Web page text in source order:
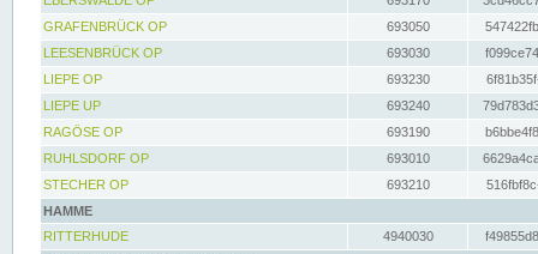
GRAFENBRÜCK OP
693050
LEESENBRÜCK OP
693030
LIEPE OP
693230
LIEPE UP
693240
RAGÖSE OP
693190
RUHLSDORF OP
693010
STECHER OP
693210
HAMME
RITTERHUDE
4940030